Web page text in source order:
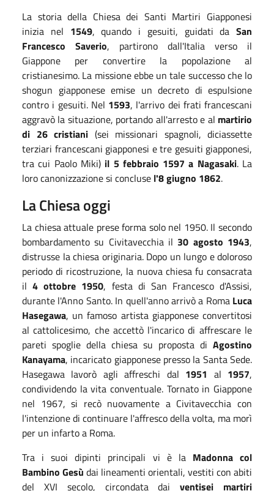
La storia della Chiesa dei Santi Martiri Giapponesi
inizia nel 1549, quando i gesuiti, guidati da San
Francesco Saverio, partirono dall'Italia verso il
Giappone per convertire la popolazione al
cristianesimo. La missione ebbe un tale successo che lo
shogun giapponese emise un decreto di espulsione
contro i gesuiti. Nel 1593, l'arrivo dei frati francescani
aggravò la situazione, portando all'arresto e al martirio
di 26 cristiani (sei missionari spagnoli, diciassette
terziari francescani giapponesi e tre gesuiti giapponesi,
tra cui Paolo Miki) il 5 febbraio 1597 a Nagasaki. La
loro canonizzazione si concluse l'8 giugno 1862.
La Chiesa oggi
La chiesa attuale prese forma solo nel 1950. Il secondo
bombardamento su Civitavecchia il 30 agosto 1943,
distrusse la chiesa originaria. Dopo un lungo e doloroso
periodo di ricostruzione, la nuova chiesa fu consacrata
il4 ottobre 1950, festa di San Francesco d'Assisi,
durante l'Anno Santo. In quell'anno arrivò a Roma Luca
Hasegawa, un famoso artista giapponese convertitosi
al cattolicesimo, che accettò l'incarico di affrescare le
pareti spoglie della chiesa su proposta di Agostino
Kanayama, incaricato giapponese presso la Santa Sede.
Hasegawa lavorò agli affreschi dal 1951 al 1957,
condividendo la vita conventuale. Tornato in Giappone
nel 1967, si recò nuovamente a Civitavecchia con
l'intenzione di continuare l'affresco della volta, ma morì
per un infarto a Roma.
Tra i suoi dipinti principali vi è la Madonna col
Bambino Gesù dai lineamenti orientali, vestiti con abiti
del XVI secolo, circondata daiventisei martiri